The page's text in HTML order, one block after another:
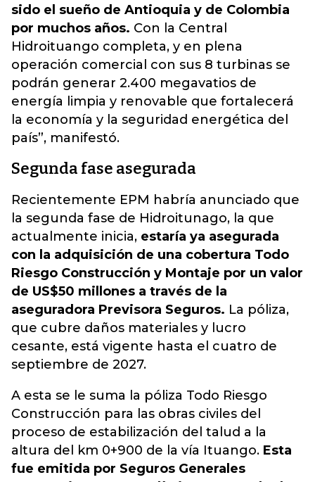
sido el sueño de Antioquia y de Colombia
por muchos años. Con la Central
Hidroituango completa, y en plena
operación comercial con sus 8 turbinas se
podrán generar 2.400 megavatios de
energía limpia y renovable que fortalecerá
la economía y la seguridad energética del
país”, manifestó.
Segunda fase asegurada
Recientemente EPM habría anunciado que
la segunda fase de Hidroitunago, la que
actualmente inicia, estaría ya asegurada
con la adquisición de una cobertura Todo
Riesgo Construcción y Montaje por un valor
de US$50 millones a través de la
aseguradora Previsora Seguros. La póliza,
que cubre daños materiales y lucro
cesante, está vigente hasta el cuatro de
septiembre de 2027.
A esta se le suma la póliza Todo Riesgo
Construcción para las obras civiles del
proceso de estabilización del talud a la
altura del km 0+900 de la vía Ituango. Esta
fue emitida por Seguros Generales